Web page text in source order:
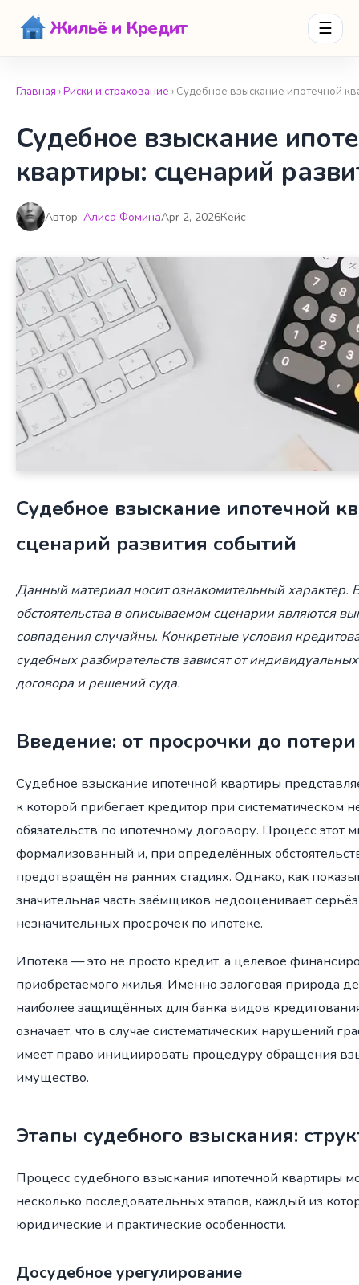
Жильё и Кредит ☰
Главная ›Риски и страхование › Судебное взыскание ипотечной
Судебное взыскание
квартиры: сценарий
Автор: Алиса ФоминаApr 2, 2026Кейс
Судебное взыскание ипотечной
сценарий развития событий
Данный материал носит ознакомительный характер.
обстоятельства в описываемом сценарии являются
совпадения случайны. Конкретные условия
судебных разбирательств зависят от
договора и решений суда.
Введение: от просрочки до
Судебное взыскание ипотечной квартиры
к которой прибегает кредитор при систематическом
обязательств по ипотечному договору. Процесс этот
формализованный и, при определённых
предотвращён на ранних стадиях. Однако, как
значительная часть заёмщиков недооценивает
незначительных просрочек по ипотеке.
Ипотека — это не просто кредит, а целевое
приобретаемого жилья. Именно залоговая природа
наиболее защищённых для банка видов
означает, что в случае систематических нарушений
имеет право инициировать процедуру обращения
имущество.
Этапы судебного взыскания:
Процесс судебного взыскания ипотечной квартиры
несколько последовательных этапов, каждый из
юридические и практические особенности.
Досудебное урегулирование